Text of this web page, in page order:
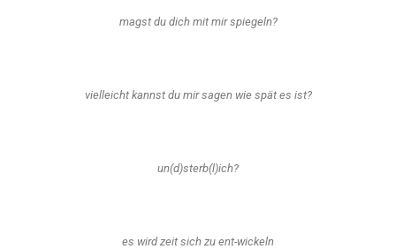
magst du dich mit mir spiegeln?
vielleicht kannst du mir sagen wie spät es ist?
un(d)sterb(l)ich?
es wird zeit sich zu ent-wickeln